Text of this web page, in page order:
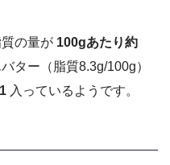
の量が 100gあたり約
ター（脂質8.3g/100g）
入っているようです。